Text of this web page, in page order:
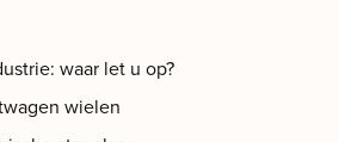
waar let u op?
wielen